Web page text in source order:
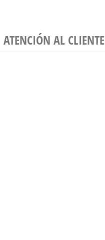
ATENCIÓN AL CLIENTE